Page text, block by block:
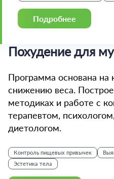
Подробнее
Похудение для
Программа основана
снижению веса.
методиках и работе с
терапевтом,
диетологом.
Контроль пищевых привычек
Эстетика тела